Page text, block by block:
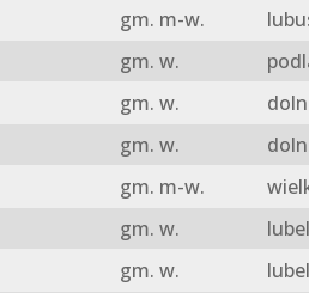
gm. m-w.
gm. w.
gm. w.
gm. w.
gm. m-w.
gm. w.
gm. w.